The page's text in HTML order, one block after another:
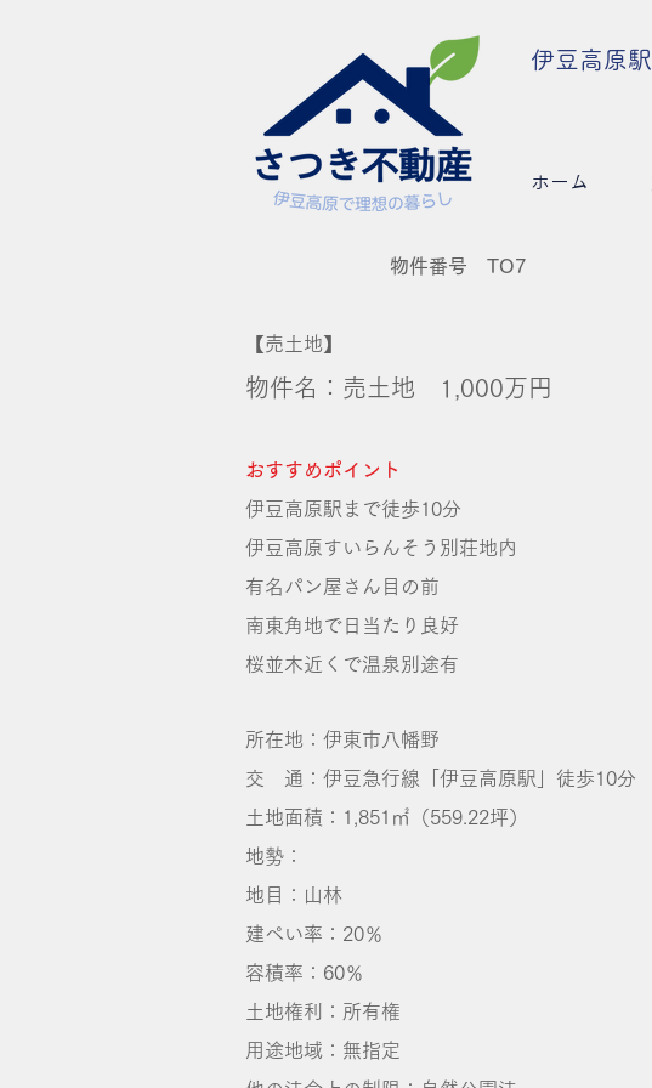
伊豆高原
ホーム
物件番号 TO7
【売土地】
物件名：売土地 1,000万円
おすすめポイント
​伊豆高原駅まで徒歩10分
伊豆高原すいらんそう別荘地内
有名パン屋さん目の前
南東角地で日当たり良好
桜並木近くで温泉別途有
所在地：伊東市八幡野
交 通：伊豆急行線「伊豆高原駅」徒歩10分
土地面積：1,851㎡（559.22坪）
地勢：
地目：山林
建ぺい率：20％
容積率：60％
土地権利：所有権
用途地域：無指定